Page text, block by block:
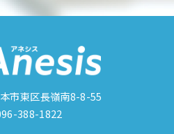
市東区長嶺南8-8-55
388-1822